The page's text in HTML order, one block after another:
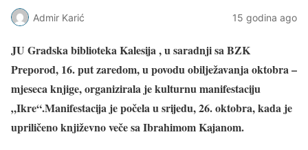
Admir Karić 15 godina ago
JU Gradska biblioteka Kalesija , u saradnji sa BZK
Preporod, 16. put zaredom, u povodu obilježavanja oktobra –
mjeseca knjige, organizirala je kulturnu manifestaciju
„Ikre“.Manifestacija je počela u srijedu, 26. oktobra, kada je
upriličeno književno veče sa Ibrahimom Kajanom.